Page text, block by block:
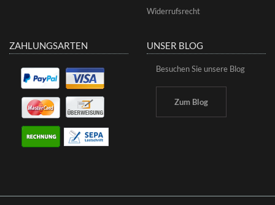
Widerrufsrecht
ZAHLUNGSARTEN UNSER BLOG
Besuchen Sie unsere Blog
Zum Blog